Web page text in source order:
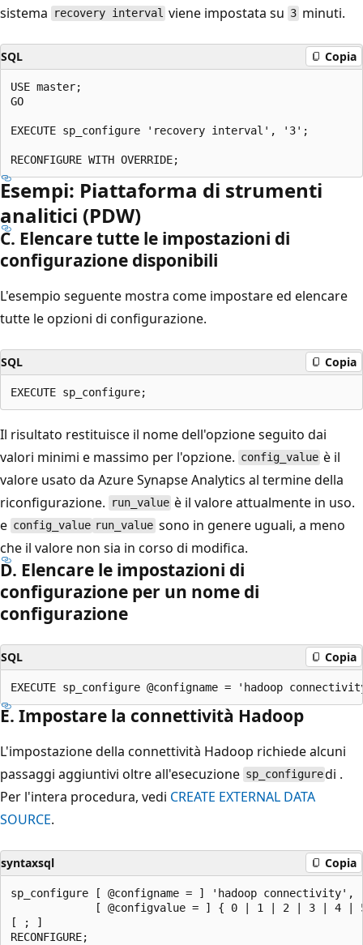
sistema
recovery interval viene impostata su 3minuti.
SQL Copia
USE master;
GO
EXECUTE sp_configure 'recovery interval', '3';
Esempi: Piattaforma di strumenti
analitici (PDW)
C. Elencare tutte le impostazioni di
configurazione disponibili
L'esempio seguente mostra come impostare ed elencare
tutte le opzioni di configurazione.
SQL Copia
Il risultato restituisce il nome dell'opzione seguito dai
valori minimi e massimo per l'opzione. config_value è il
valore usato da Azure Synapse Analytics al termine della
riconfigurazione.
run_value è il valore attualmente in uso.
e config_value run_value sono in genere uguali, a meno
che il valore non sia in corso di modifica.
D. Elencare le impostazioni di
configurazione per un nome di
configurazione
SQL Copia
E. Impostare la connettività Hadoop
L'impostazione della connettività Hadoop richiede alcuni
passaggi aggiuntivi oltre all'esecuzione sp_configuredi .
Per l'intera procedura, vedi CREATE EXTERNAL DATA
SOURCE.
syntaxsql Copia
sp_configure [ @configname = ] 'hadoop connectivity',
[ @configvalue = ] { 0 | 1 | 2 | 3 | 4 |
[ ; ]
RECONFIGURE;